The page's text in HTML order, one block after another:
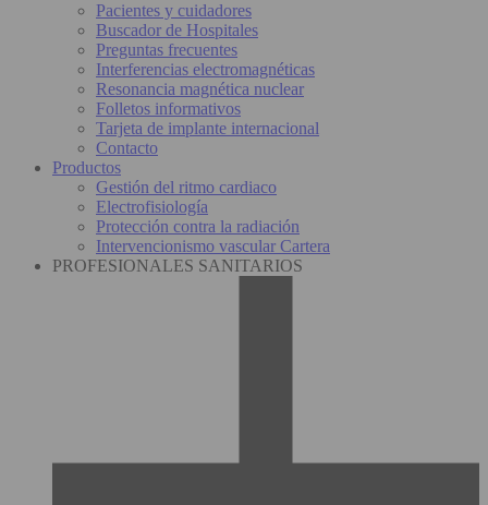
Pacientes y cuidadores
Buscador de Hospitales
Preguntas frecuentes
Interferencias electromagnéticas
Resonancia magnética nuclear
Folletos informativos
Tarjeta de implante internacional
Contacto
Productos
Gestión del ritmo cardiaco
Electrofisiología
Protección contra la radiación
Intervencionismo vascular Cartera
PROFESIONALES SANITARIOS